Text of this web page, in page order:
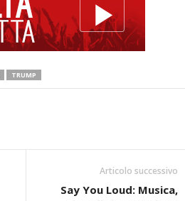
TRUMP
Articolo successivo
Say You Loud: Musica,